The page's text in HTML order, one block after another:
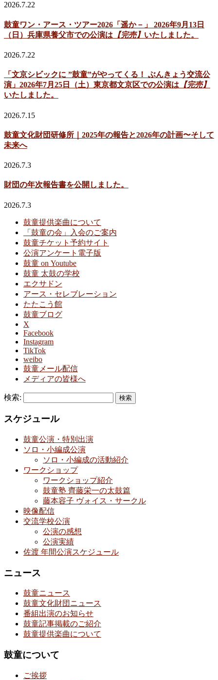
2026.7.22
鼓童ワン・アース・ツアー2026「遥か－」 2026年9月13日
（日）兵庫県養父市での公演は 【完売】 いたしました。
2026.7.22
「文京シビックに ”鼓童”がやってくる！ ぶんきょう交流公
演」2026年7月25日（土）東京都文京区での公演は 【完売】
いたしました。
2026.7.15
鼓童文化財団研修所｜2025年の報告と2026年の計画〜そして
未来へ
2026.7.3
財団の年次報告書を公開しました。
2026.7.3
鼓童提供楽曲について
「鼓童の会」入会のご案内
鼓童チケット予約サイト
公演アンケート電子版
鼓童 on Youtube
鼓童 太鼓の学校
エクサドン
アース・セレブレーション
たたこう館
鼓童ブログ
X
Facebook
Instagram
TikTok
weibo
鼓童メール配信
メディアの皆様へ
検索:
スケジュール
鼓童公演・特別出演
ソロ・小編成公演
ソロ・小編成の活動紹介
ワークショップ
ワークショップ紹介
鼓童塾 齊藤栄一の太鼓篇
藤本容子 ヴォイス・サークル
映像配信
交流学校公演
公演の感想
公演実績
佐渡 年間公演スケジュール
ニュース
鼓童ニュース
鼓童文化財団ニュース
番組出演のお知らせ
鼓童記事掲載のご紹介
鼓童提供楽曲について
鼓童について
ご挨拶